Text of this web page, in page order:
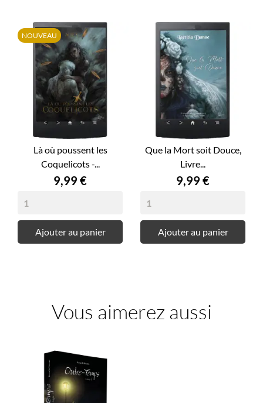
Là où poussent les
Coquelicots -...
Prix
9,99 €
Ajouter au panier
NOUVEAU
Que la Mort soit Douce,
Livre...
Prix
9,99 €
Ajouter au panier
Vous aimerez aussi